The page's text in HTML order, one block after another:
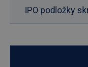
IPO podložky